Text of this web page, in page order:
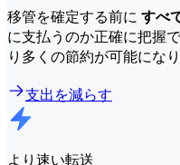
移管を確定する前に すべ
に支払うのか正確に把握
り多くの節約が可能になり
支出を減らす
より速い転送